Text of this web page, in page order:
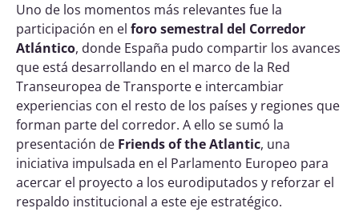
Uno de los momentos más relevantes fue la
participación en el foro semestral del Corredor
Atlántico, donde España pudo compartir los avances
que está desarrollando en el marco de la Red
Transeuropea de Transporte e intercambiar
experiencias con el resto de los países y regiones que
forman parte del corredor. A ello se sumó la
presentación de Friends of the Atlantic, una
iniciativa impulsada en el Parlamento Europeo para
acercar el proyecto a los eurodiputados y reforzar el
respaldo institucional a este eje estratégico.